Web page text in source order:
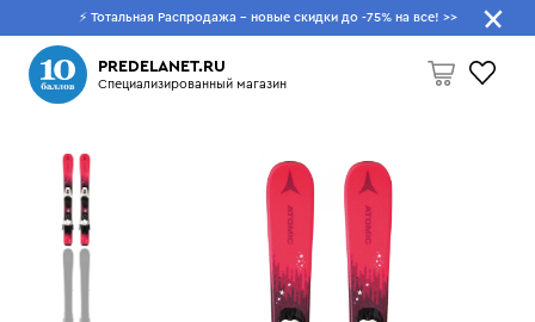
⚡ Тотальная Распродажа - новые скидки до -75% на все! >>
PREDELANET.RU
Специализированный магазин
Пусто
Что будем искать?